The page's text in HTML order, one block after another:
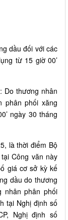
dầu đối với các
từ 15 giờ 00’
Do thương nhân
phân phối xăng
ngày 30 tháng
là thời điểm Bộ
Công văn này
giá cơ sở kỳ kế
dầu do thương
nhân phân phối
tại Nghị định số
Nghị định số